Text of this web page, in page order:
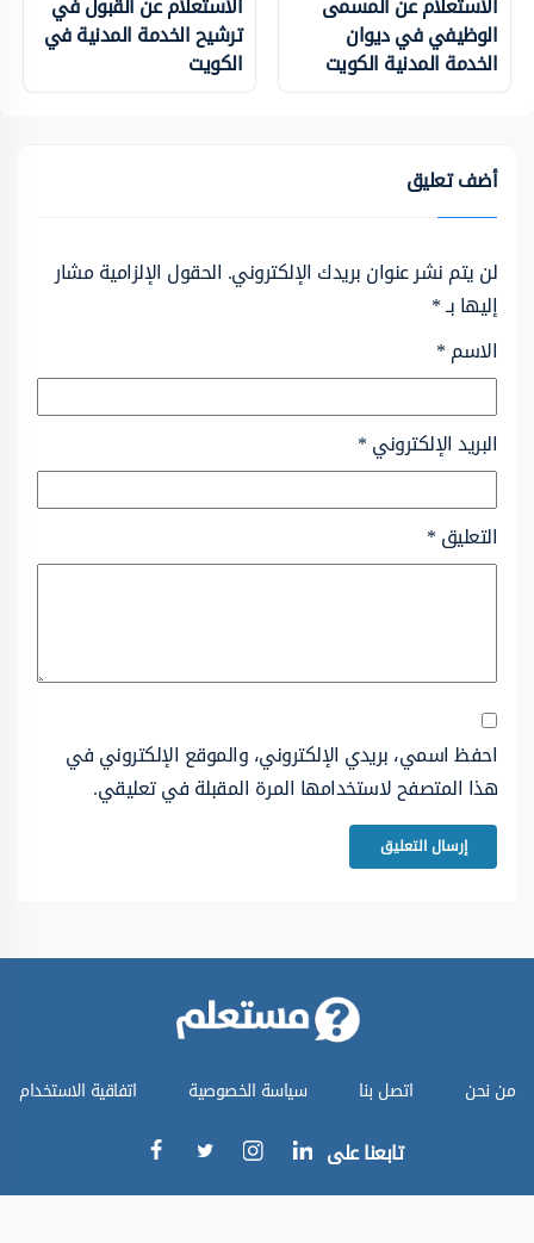
الوظيفي في ديوان
الخدمة المدنية الكويت
ترشيح الخدمة المدنية في
الكويت
أضف تعليق
لن يتم نشر عنوان بريدك الإلكتروني. الحقول الإلزامية مشار
إليها بـ*
الاسم*
البريد الإلكتروني*
التعليق*
احفظ اسمي، بريدي الإلكتروني، والموقع الإلكتروني في
هذا المتصفح لاستخدامها المرة المقبلة في تعليقي.
من نحن اتصل بنا سياسة الخصوصية اتفاقية الاستخدام
تابعنا على